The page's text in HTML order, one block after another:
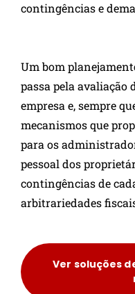
contingências e
Um bom
passa pela
empresa e, sempre
mecanismos que
para os
pessoal dos
contingências de
arbitrariedades
Ver soluções